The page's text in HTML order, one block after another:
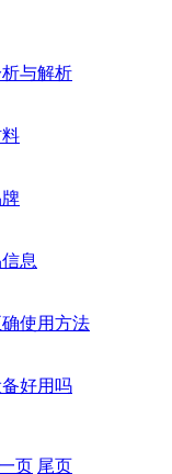
与解析
息
使用方法
好用吗
页 尾页